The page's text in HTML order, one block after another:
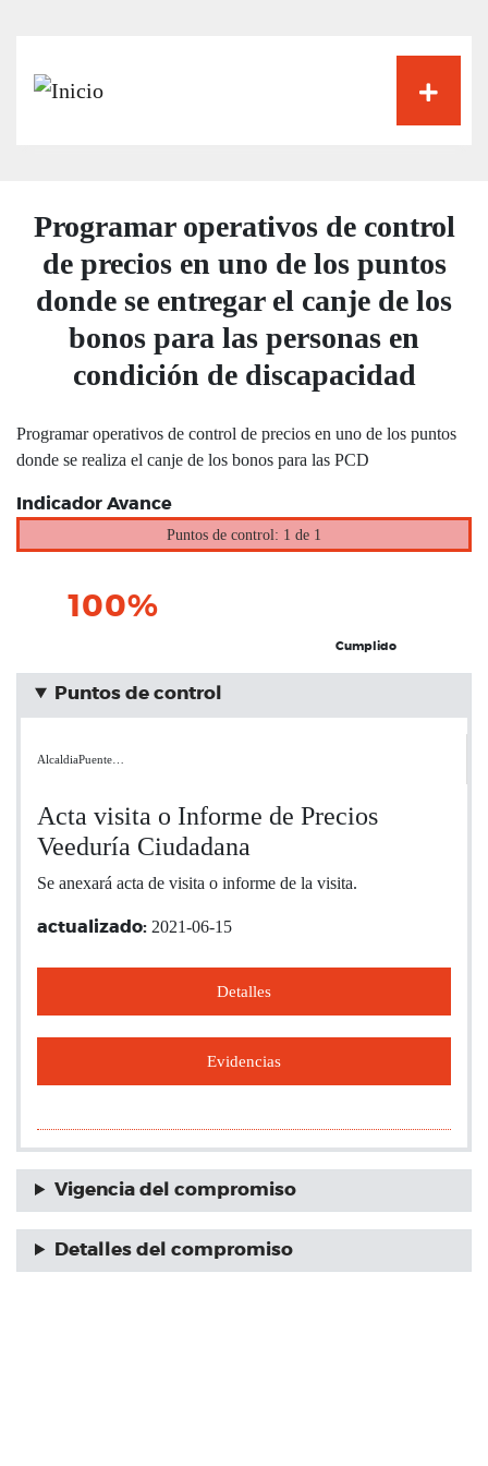
Programar operativos de control
de precios en uno de los puntos
donde se entregar el canje de los
bonos para las personas en
condición de discapacidad
Programar operativos de control de precios en uno de los puntos
donde se realiza el canje de los bonos para las PCD
Indicador Avance
Puntos de control: 1 de 1
100%
Cumplido
Puntos de control
AlcaldiaPuente…
Acta visita o Informe de Precios
Veeduría Ciudadana
Se anexará acta de visita o informe de la visita.
actualizado: 2021-06-15
Detalles
Evidencias
Vigencia del compromiso
Detalles del compromiso